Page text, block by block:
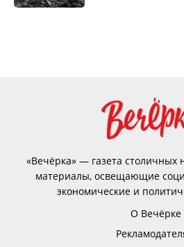
«Вечёрка» — газета столичных
материалы, освещающие
экономические и
О Вечёрке